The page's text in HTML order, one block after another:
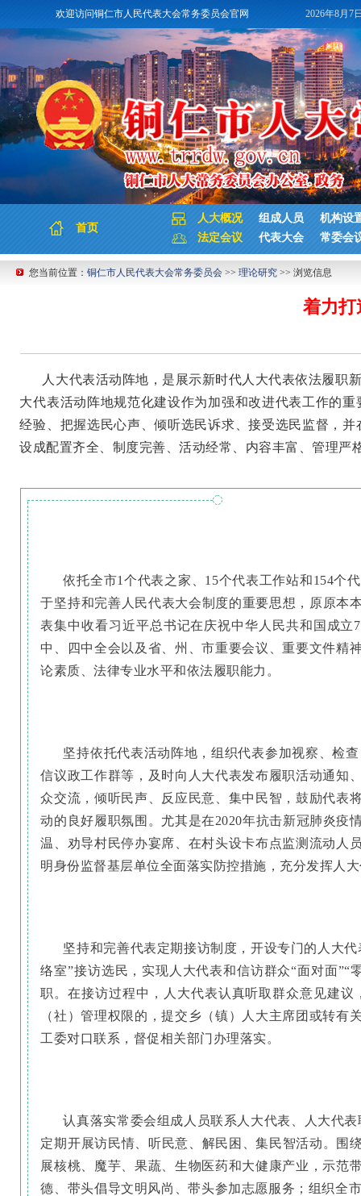
欢迎访问铜仁市人民代表大会常务委员会官网 2026年8月7
首页
人大概况 组成人员
机构设
法定会议
代表大会 常委会
您当前位置： 铜仁市人民代表大会常务委员会 >> 理论研究 >> 浏览信息
着力打
人大代表活动阵地，是展示新时代人大代表依法履职
大代表活动阵地规范化建设作为加强和改进代表工作的
经验、把握选民心声、倾听选民诉求、接受选民监督，
设成配置齐全、制度完善、活动经常、内容丰富、管理
依托全市1个代表之家、15个代表工作站和154个
于坚持和完善人民代表大会制度的重要思想，原原本
表集中收看习近平总书记在庆祝中华人民共和国成
中、四中全会以及省、州、市重要会议、重要文件精
论素质、法律专业水平和依法履职能力。
坚持依托代表活动阵地，组织代表参加视察、检
信议政工作群等，及时向人大代表发布履职活动通知
众交流，倾听民声、反应民意、集中民智，鼓励代表
动的良好履职氛围。尤其是在2020年抗击新冠肺炎疫
温、劝导村民停办宴席、在村头设卡布点监测流动人
明身份监督基层单位全面落实防控措施，充分发挥人
坚持和完善代表定期接访制度，开设专门的人大
络室”接访选民，实现人大代表和信访群众“面对面
职。在接访过程中，人大代表认真听取群众意见建
（社）管理权限的，提交乡（镇）人大主席团或转
工委对口联系，督促相关部门办理落实。
认真落实常委会组成人员联系人大代表、人大代
定期开展访民情、听民意、解民困、集民智活动。围
展核桃、魔芋、果蔬、生物医药和大健康产业，示范
德、带头倡导文明风尚、带头参加志愿服务；组织全